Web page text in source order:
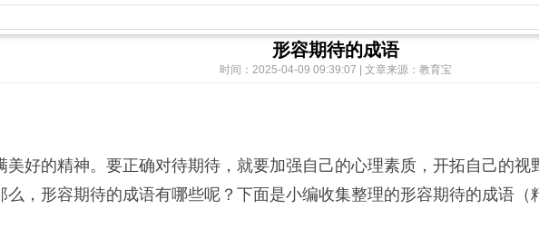
形容期待的成语
时间：2025-04-09 09:39:07 | 文章来源：教育宝
的精神。要正确对待期待，就要加强自己的心理素质，开拓自己的视
，形容期待的成语有哪些呢？下面是小编收集整理的形容期待的成语（